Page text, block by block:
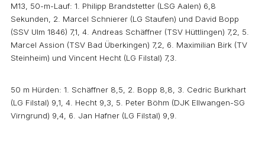
M13, 50-m-Lauf: 1. Philipp Brandstetter (LSG Aalen) 6,8
Sekunden, 2. Marcel Schnierer (LG Staufen) und David Bopp
(SSV Ulm 1846) 7,1, 4. Andreas Schäffner (TSV Hüttlingen) 7,2, 5.
Marcel Assion (TSV Bad Überkingen) 7,2, 6. Maximilian Birk (TV
Steinheim) und Vincent Hecht (LG Filstal) 7,3.
50 m Hürden: 1. Schäffner 8,5, 2. Bopp 8,8, 3. Cedric Burkhart
(LG Filstal) 9,1, 4. Hecht 9,3, 5. Peter Böhm (DJK Ellwangen-SG
Virngrund) 9,4, 6. Jan Hafner (LG Filstal) 9,9.